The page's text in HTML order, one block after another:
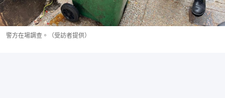
警方在場調查。（受訪者提供）